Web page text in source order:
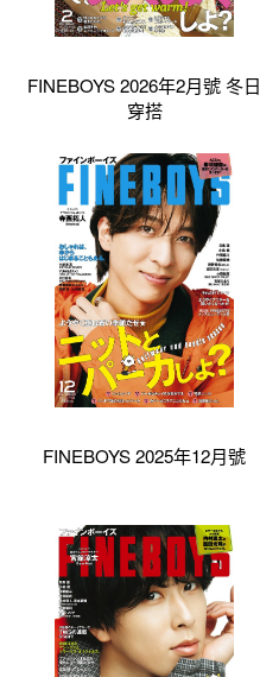
FINEBOYS 2026年2月號 冬日
穿搭
FINEBOYS 2025年12月號